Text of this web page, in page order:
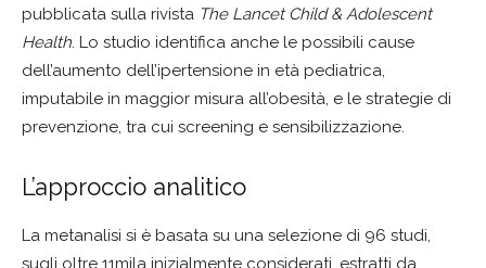
pubblicata sulla rivista The Lancet Child & Adolescent
Health. Lo studio identifica anche le possibili cause
dell’aumento dell’ipertensione in età pediatrica,
imputabile in maggior misura all’obesità, e le strategie di
prevenzione, tra cui screening e sensibilizzazione.
L’approccio analitico
La metanalisi si è basata su una selezione di 96 studi,